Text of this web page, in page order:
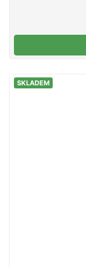
vlasec Zlaté
vlas/silikonová
nástražní ryby
SKLADEM